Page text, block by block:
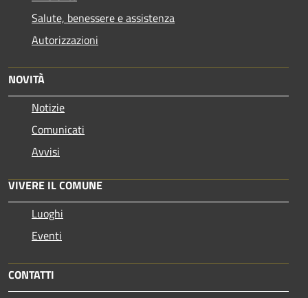
Salute, benessere e assistenza
Autorizzazioni
NOVITÀ
Notizie
Comunicati
Avvisi
VIVERE IL COMUNE
Luoghi
Eventi
CONTATTI